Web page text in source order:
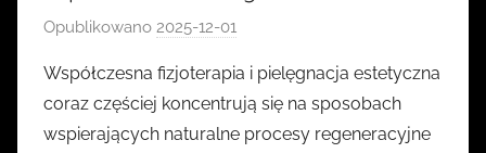
Opublikowano 2025-12-01
z
e
z
Współczesna fizjoterapia i pielęgnacja estetyczna
coraz częściej koncentrują się na sposobach
wspierających naturalne procesy regeneracyjne